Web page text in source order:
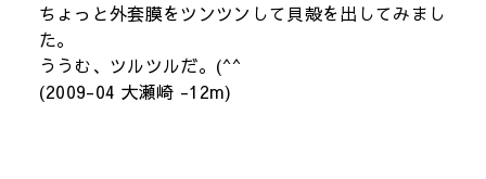
ちょっと外套膜をツンツンして貝殻を出してみまし
た。
ううむ、ツルツルだ。(^^
(2009-04 大瀬崎 -12m)